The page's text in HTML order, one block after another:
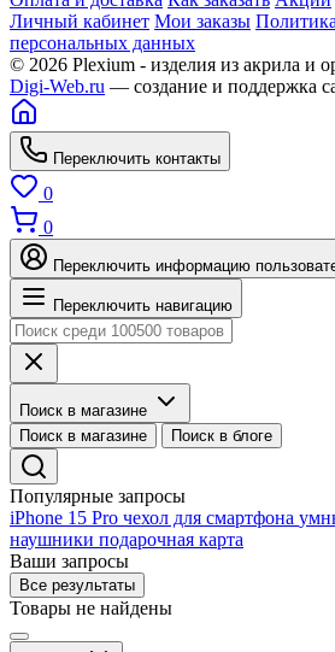
Личный кабинет Мои заказы
персональных данных
© 2026 Plexium - изделия из акрила и
Digi-Web.ru — создание и поддержка
Переключить контакты
0
0
Переключить информацию
Переключить навигацию
Поиск в магазине
Поиск в магазине
Поиск в блоге
Популярные запросы
iPhone 15 Pro чехол для смартфона
наушники подарочная карта
Ваши запросы
Все результаты
Товары не найдены